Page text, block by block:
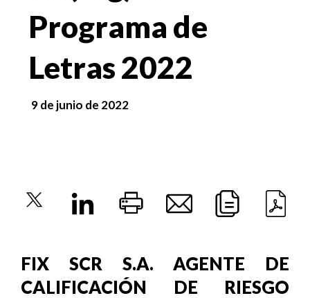
Programa de
Letras 2022
9 de junio de 2022
FIX SCR S.A. AGENTE DE
CALIFICACIÓN DE RIESGO